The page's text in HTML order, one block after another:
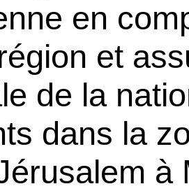
en
et
de la
dans la
à